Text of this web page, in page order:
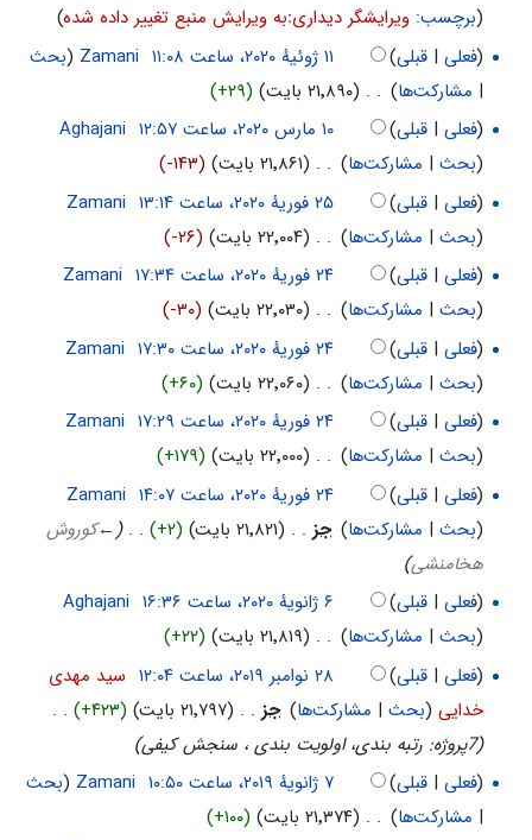
(برچسب: ویرایشگر دیداریːبه ویرایش منبع تغییر داده شده
)
(فعلی| قبلی)
‏
Zamani
(بحث
| مشارکت‌ها)
. . (۲۱٬۸۹۰ بایت)
(+۲۹)
(فعلی| قبلی)
‏
Aghajani
(بحث| مشارکت‌ها)
. . (۲۱٬۸۶۱ بایت)
(-۱۴۳)
(فعلی| قبلی)
‏
Zamani
(بحث| مشارکت‌ها)
. . (۲۲٬۰۰۴ بایت)
(-۲۶)
(فعلی| قبلی)
‏
Zamani
(بحث| مشارکت‌ها)
. . (۲۲٬۰۳۰ بایت)
(-۳۰)
(فعلی| قبلی)
‏
Zamani
(بحث| مشارکت‌ها)
. . (۲۲٬۰۶۰ بایت)
(+۶۰)
(فعلی| قبلی)
‏
Zamani
(بحث| مشارکت‌ها)
. . (۲۲٬۰۰۰ بایت)
(+۱۷۹)
(فعلی| قبلی)
‏
Zamani
(بحث| مشارکت‌ها)
‏جز . . (۲۱٬۸۲۱ بایت) (+۲)‏
. .
(
←كوروش
هخامنشی)
(فعلی| قبلی)
‏
Aghajani
(بحث| مشارکت‌ها)
. . (۲۱٬۸۱۹ بایت)
(+۲۲)
(فعلی| قبلی)
‏ سید مهدی
خدایی (بحث| مشارکت‌ها)
‏جز . . (۲۱٬۷۹۷ بایت) (+۴۲۳)‏
. .
(7پروژه: رتبه بندی، اولویت بندی ، سنجش کیفی)
(فعلی| قبلی)
‏
Zamani
(بحث
| مشارکت‌ها)
. . (۲۱٬۳۷۴ بایت)
(+۱۰۰)